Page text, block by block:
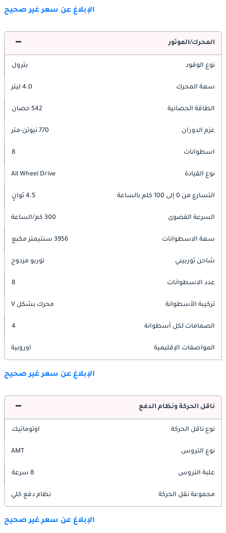
الإبلاغ عن سعر غير صحيح
المحرك/الموتور
نوع الوقود بترول
سعة المحرك 4.0 ليتر
الطاقة الحصانية 542 حصان
عزم الدوران 770 نيوتن-متر
اسطوانات 8
نوع القيادة All Wheel Drive
التسارع من 0 إلى 100 كلم بالساعة 4.5 ثوانٍ
السرعة القصوى 300 كم/الساعة
سعة الاسطوانات 3956 سنتيمتر مكبع
شاحن توربيني توربو مزدوج
عدد الاسطوانات 8
تركيبة الأسطوانة محرك بشكل V
الصمامات لكل أسطوانة 4
المواصفات الإقليمية اوروبية
الإبلاغ عن سعر غير صحيح
ناقل الحركة ونظام الدفع
نوع ناقل الحركة اوتوماتيك
نوع التروس AMT
علبة التروس 8 سرعة
مجموعة نقل الحركة نظام دفع كلي
الإبلاغ عن سعر غير صحيح